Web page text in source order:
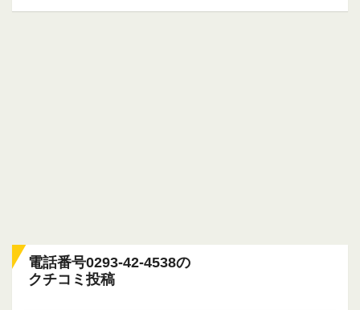
電話番号0293-42-4538の
クチコミ投稿